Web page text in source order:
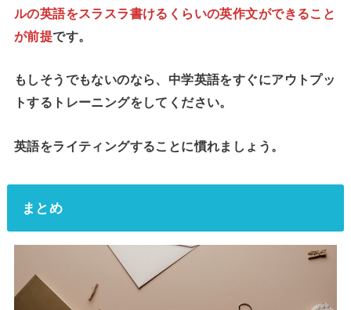
ルの英語をスラスラ書けるくらいの英作文ができること
が前提です。
もしそうでもないのなら、中学英語をすぐにアウトプッ
トするトレーニングをしてください。
英語をライティングすることに慣れましょう。
まとめ